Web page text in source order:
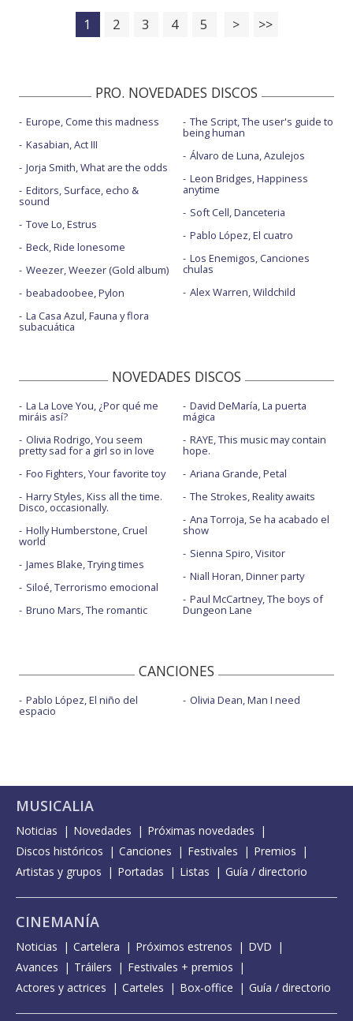
1 2 3 4 5 > >>
PRO. NOVEDADES DISCOS
Europe, Come this madness
Kasabian, Act III
Jorja Smith, What are the odds
Editors, Surface, echo &
sound
Tove Lo, Estrus
Beck, Ride lonesome
Weezer, Weezer (Gold album)
beabadoobee, Pylon
La Casa Azul, Fauna y flora
subacuática
The Script, The user's guide to
being human
Álvaro de Luna, Azulejos
Leon Bridges, Happiness
anytime
Soft Cell, Danceteria
Pablo López, El cuatro
Los Enemigos, Canciones
chulas
Alex Warren, Wildchild
NOVEDADES DISCOS
La La Love You, ¿Por qué me
miráis así?
Olivia Rodrigo, You seem
pretty sad for a girl so in love
Foo Fighters, Your favorite toy
Harry Styles, Kiss all the time.
Disco, occasionally.
Holly Humberstone, Cruel
world
James Blake, Trying times
Siloé, Terrorismo emocional
Bruno Mars, The romantic
David DeMaría, La puerta
mágica
RAYE, This music may contain
hope.
Ariana Grande, Petal
The Strokes, Reality awaits
Ana Torroja, Se ha acabado el
show
Sienna Spiro, Visitor
Niall Horan, Dinner party
Paul McCartney, The boys of
Dungeon Lane
CANCIONES
Pablo López, El niño del
espacio
Olivia Dean, Man I need
MUSICALIA
Noticias Novedades
Próximas novedades
Discos históricos
Canciones Festivales
Premios
Artistas y grupos
Portadas Listas Guía / directorio
CINEMANÍA
Noticias Cartelera Próximos estrenos
DVD
Avances
Tráilers
Festivales + premios
Actores y actrices
Carteles Box-office Guía / directorio